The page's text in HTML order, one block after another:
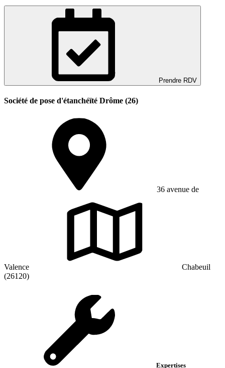
Prendre RDV
Société de pose d'étanchéïté Drôme (26)
36 avenue de
Valence
Chabeuil
(26120)
Expertises